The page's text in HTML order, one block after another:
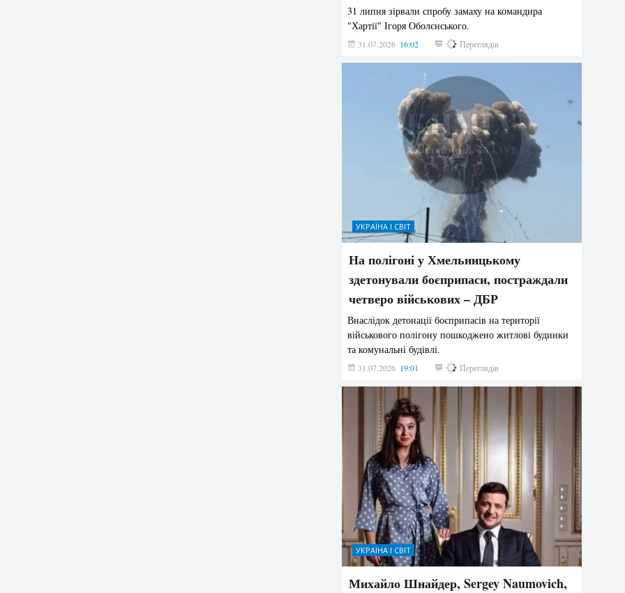
31 липня зірвали спробу замаху на командира
"Хартії" Ігоря Оболєнського.
31.07.2026 16:02 185 Переглядів
УКРАЇНА І СВІТ
На полігоні у Хмельницькому
здетонували боєприпаси, постраждали
четверо військових – ДБР
Внаслідок детонації боєприпасів на території
військового полігону пошкоджено житлові будинки
та комунальні будівлі.
31.07.2026 19:01 178 Переглядів
УКРАЇНА І СВІТ
Михайло Шнайдер, Sergey Naumovich,